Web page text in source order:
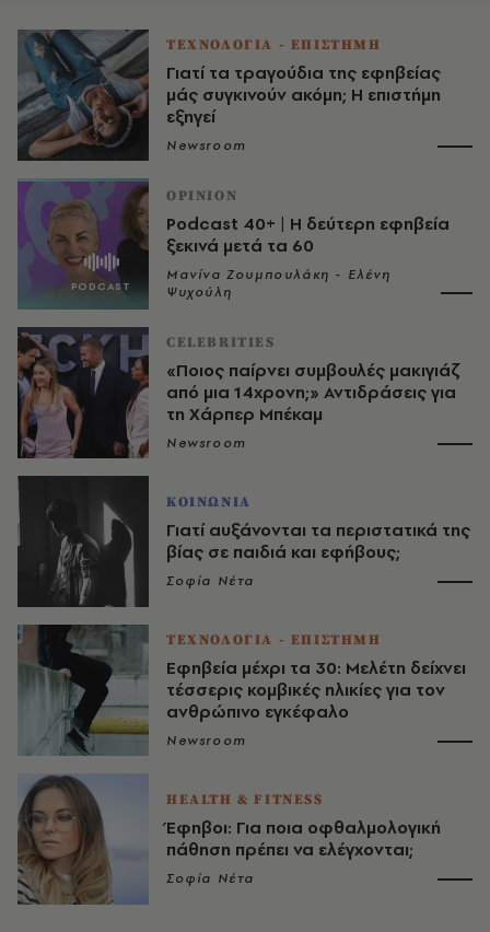
ΤΕΧΝΟΛΟΓΙΑ - ΕΠΙΣΤΗΜΗ
Γιατί τα τραγούδια της εφηβείας
μάς συγκινούν ακόμη; Η επιστήμη
εξηγεί
Newsroom
OPINION
Podcast 40+ | Η δεύτερη εφηβεία
ξεκινά μετά τα 60
Μανίνα Ζουμπουλάκη - Ελένη
Ψυχούλη
CELEBRITIES
«Ποιος παίρνει συμβουλές μακιγιάζ
από μια 14χρονη;» Αντιδράσεις για
τη Χάρπερ Μπέκαμ
Newsroom
ΚΟΙΝΩΝΙΑ
Γιατί αυξάνονται τα περιστατικά της
βίας σε παιδιά και εφήβους;
Σοφία Νέτα
ΤΕΧΝΟΛΟΓΙΑ - ΕΠΙΣΤΗΜΗ
Εφηβεία μέχρι τα 30: Μελέτη δείχνει
τέσσερις κομβικές ηλικίες για τον
ανθρώπινο εγκέφαλο
Newsroom
HEALTH & FITNESS
Έφηβοι: Για ποια οφθαλμολογική
πάθηση πρέπει να ελέγχονται;
Σοφία Νέτα